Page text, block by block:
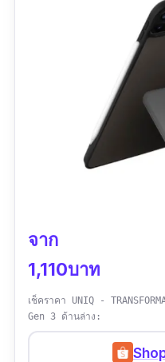
และมีการเว้นช่องพอ
การรองรับการใช้สา
13.90 x 19.90
ความกว้าง:สำหรับห
วัสดุฝาพับด้านนอก:
ผ้า Micro Fiber
การรับประกัน:
รีวิวจากผู้ใช้จริง: ไม่มี
จาก
1,110บาท
เช็คราคา UNIQ -
Gen 3 ด้านล่าง: